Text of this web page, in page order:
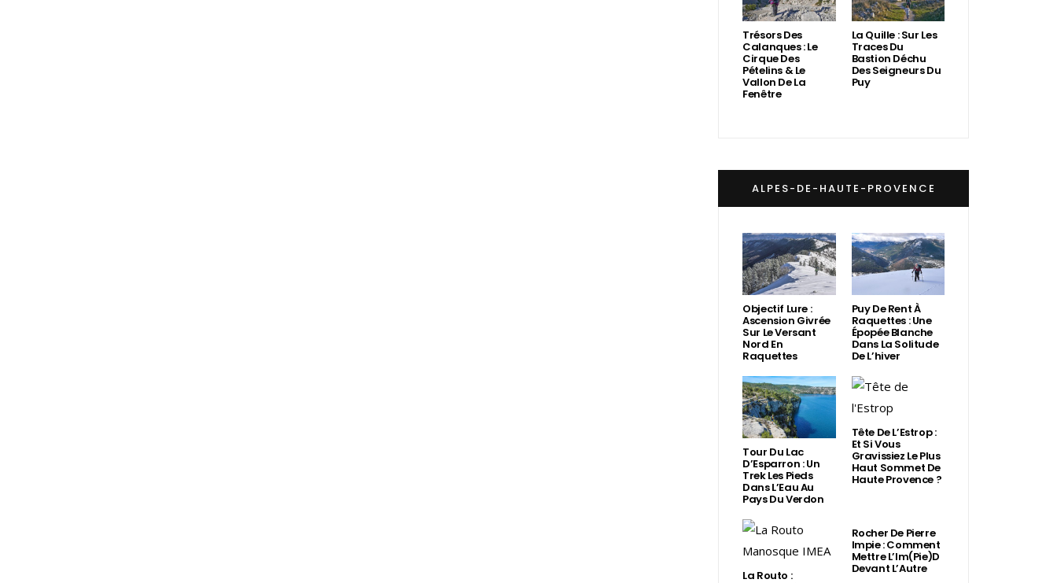
Trésors Des
Calanques : Le
Cirque Des
Pételins & Le
Vallon De La
Fenêtre
La Quille : Sur Les
Traces Du
Bastion Déchu
Des Seigneurs Du
Puy
ALPES-DE-HAUTE-PROVENCE
Objectif Lure :
Ascension Givrée
Sur Le Versant
Nord En
Raquettes
Puy De Rent À
Raquettes : Une
Épopée Blanche
Dans La Solitude
De L’hiver
Tour Du Lac
D’Esparron : Un
Trek Les Pieds
Dans L’Eau Au
Pays Du Verdon
Tête De L’Estrop :
Et Si Vous
Gravissiez Le Plus
Haut Sommet De
Haute Provence ?
La Routo :
Rocher De Pierre
Impie : Comment
Mettre L’Im(Pie)d
Devant L’Autre